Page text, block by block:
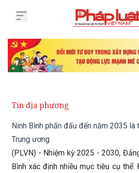
Tin địa phương
Ninh Bình phấn đấu đến năm 2035 là
Trung ương
(PLVN) - Nhiệm kỳ 2025 - 2030,
Bình xác định nhiều mục tiêu cụ thể: